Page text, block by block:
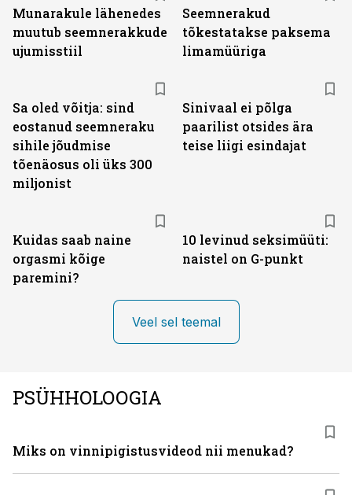
Munarakule lähenedes
muutub seemnerakkude
ujumisstiil
Seemnerakud
tõkestatakse paksema
limamüüriga
Sa oled võitja: sind
eostanud seemneraku
sihile jõudmise
tõenäosus oli üks 300
miljonist
Sinivaal ei põlga
paarilist otsides ära
teise liigi esindajat
Kuidas saab naine
orgasmi kõige
paremini?
10 levinud seksimüüti:
naistel on G-punkt
Veel sel teemal
PSÜHHOLOOGIA
Miks on vinni­pigistusvideod nii menukad?